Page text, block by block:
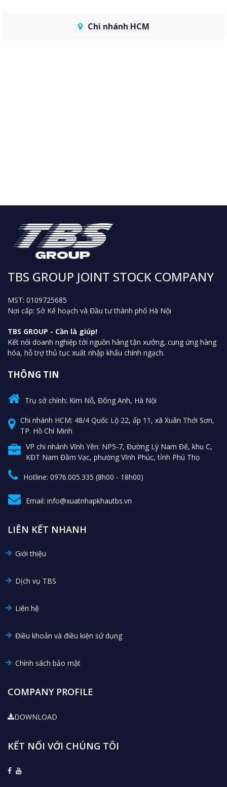
Chi nhánh HCM
TBS GROUP JOINT STOCK COMPANY
MST: 0109725685
Nơi cấp: Sở Kế hoạch và Đầu tư thành phố Hà Nội
TBS GROUP - Cần là giúp!
Kết nối doanh nghiệp tới nguồn hàng tận xưởng, cung ứng hàng
hóa, hỗ trợ thủ tục xuất nhập khẩu chính ngạch.
THÔNG TIN
Trụ sở chính: Kim Nỗ, Đông Anh, Hà Nội
Chi nhánh HCM: 48/4 Quốc Lộ 22, ấp 11, xã Xuân Thới Sơn,
TP. Hồ Chí Minh
VP chi nhánh Vĩnh Yên: NP5-7, Đường Lý Nam Đế, khu C,
KĐT Nam Đầm Vạc, phường Vĩnh Phúc, tỉnh Phú Thọ
Hotline: 0976.005.335 (8h00 - 18h00)
Email: info@xuatnhapkhautbs.vn
LIÊN KẾT NHANH
Giới thiệu
Dịch vụ TBS
Liên hệ
Điều khoản và điều kiện sử dụng
Chính sách bảo mật
COMPANY PROFILE
DOWNLOAD
KẾT NỐI VỚI CHÚNG TÔI